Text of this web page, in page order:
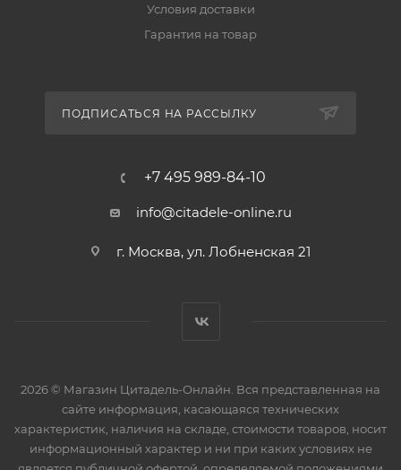
Условия доставки
Гарантия на товар
ПОДПИСАТЬСЯ НА РАССЫЛКУ
+7 495 989-84-10
info@citadele-online.ru
г. Москва, ул. Лобненская 21
2026 © Магазин Цитадель-Онлайн. Вся представленная на
сайте информация, касающаяся технических
характеристик, наличия на складе, стоимости товаров, носит
информационный характер и ни при каких условиях не